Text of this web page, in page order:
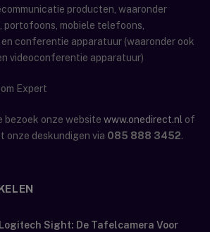
producten, waaronder
portofoons, mobiele telefoons,
conferentie apparatuur (waaronder ook
videoconferentie apparatuur)
Expert
bezoek onze website www.onedirect.nl of
onze deskundigen via 085 888 3452.
Logitech Sight: De Tafelcamera Voor